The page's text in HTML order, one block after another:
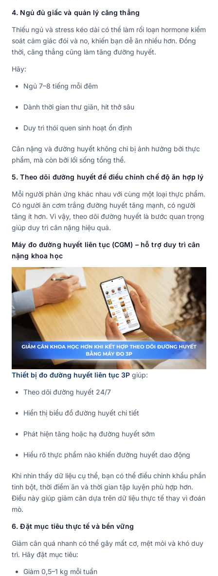
4. Ngủ đủ giấc và quản lý căng thẳng
Thiếu ngủ và stress kéo dài có thể làm rối loạn hormone kiểm
soát cảm giác đói và no, khiến bạn dễ ăn nhiều hơn. Đồng
thời, căng thẳng cũng làm tăng đường huyết.
Hãy:
Ngủ 7–8 tiếng mỗi đêm
Dành thời gian thư giãn, hít thở sâu
Duy trì thói quen sinh hoạt ổn định
Cân nặng và đường huyết không chỉ bị ảnh hưởng bởi thực
phẩm, mà còn bởi lối sống tổng thể.
5. Theo dõi đường huyết để điều chỉnh chế độ ăn hợp lý
Mỗi người phản ứng khác nhau với cùng một loại thực phẩm.
Có người ăn cơm trắng đường huyết tăng mạnh, có người
tăng ít hơn. Vì vậy, theo dõi đường huyết là bước quan trọng
giúp duy trì cân nặng hiệu quả.
Máy đo đường huyết liên tục (CGM) – hỗ trợ duy trì cân
nặng khoa học
Thiết bị đo đường huyết liên tục 3P giúp:
Theo dõi đường huyết 24/7
Hiển thị biểu đồ đường huyết chi tiết
Phát hiện tăng hoặc hạ đường huyết sớm
Hiểu rõ thực phẩm nào khiến đường huyết dao động
Khi nhìn thấy dữ liệu cụ thể, bạn có thể điều chỉnh khẩu phần
tinh bột, thời điểm ăn và thời gian tập luyện phù hợp hơn.
Điều này giúp giảm cân dựa trên dữ liệu thực tế thay vì đoán
mò.
6. Đặt mục tiêu thực tế và bền vững
Giảm cân quá nhanh có thể gây mất cơ, mệt mỏi và khó duy
trì. Hãy đặt mục tiêu:
Giảm 0,5–1 kg mỗi tuần